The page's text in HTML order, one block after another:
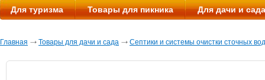
Для туризма Товары для пикника Для дачи и сада
Главная Товары для дачи и сада Септики и системы очистки сточных вод